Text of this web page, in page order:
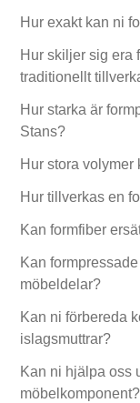
Hur exakt kan ni
Hur skiljer sig era
traditionellt
Hur starka är
Stans?
Hur stora volymer
Hur tillverkas en
Kan formfiber
Kan
möbeldelar?
Kan ni förbereda
islagsmuttrar?
Kan ni hjälpa oss
möbelkomponent?